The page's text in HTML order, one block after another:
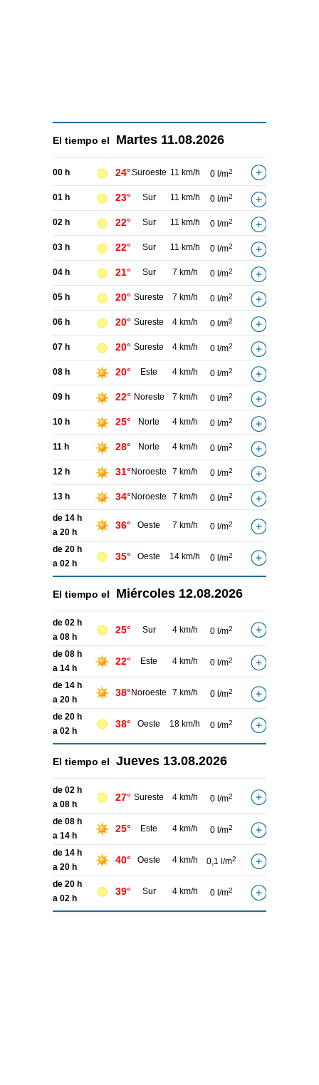
El tiempo el Martes 11.08.2026
00 h 24°Suroeste 11 km/h 0 l/m2
01 h 23° Sur 11 km/h 0 l/m2
02 h 22° Sur 11 km/h 0 l/m2
03 h 22° Sur 11 km/h 0 l/m2
04 h 21° Sur 7 km/h 0 l/m2
05 h 20° Sureste 7 km/h 0 l/m2
06 h 20° Sureste 4 km/h 0 l/m2
07 h 20° Sureste 4 km/h 0 l/m2
08 h 20° Este 4 km/h 0 l/m2
09 h 22° Noreste 7 km/h 0 l/m2
10 h 25° Norte 4 km/h 0 l/m2
11 h 28° Norte 4 km/h 0 l/m2
12 h 31° Noroeste 7 km/h 0 l/m2
13 h 34° Noroeste 7 km/h 0 l/m2
de 14 h
a 20 h
36° Oeste 7 km/h 0 l/m2
de 20 h
a 02 h
35° Oeste 14 km/h 0 l/m2
El tiempo el Miércoles 12.08.2026
de 02 h
a 08 h
25° Sur 4 km/h 0 l/m2
de 08 h
a 14 h
22° Este 4 km/h 0 l/m2
de 14 h
a 20 h
38° Noroeste 7 km/h 0 l/m2
de 20 h
a 02 h
38° Oeste 18 km/h 0 l/m2
El tiempo el Jueves 13.08.2026
de 02 h
a 08 h
27° Sureste 4 km/h 0 l/m2
de 08 h
a 14 h
25° Este 4 km/h 0 l/m2
de 14 h
a 20 h
40° Oeste 4 km/h 0,1 l/m2
de 20 h
a 02 h
39° Sur 4 km/h 0 l/m2